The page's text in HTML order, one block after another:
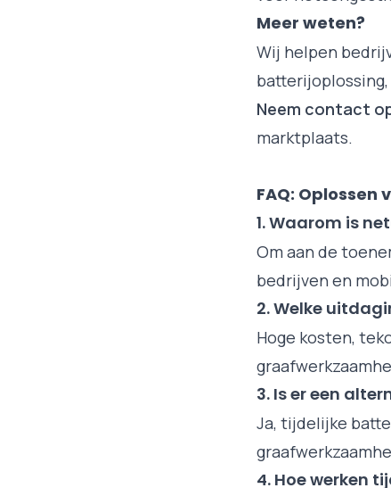
Meer weten?
Wij helpen
Neem contact
marktplaats.
FAQ:
1. Waarom is
Om aan de
bedrijven en
2. Welke
Hoge kosten,
3. Is er een
Ja, tijdelijke
4. Hoe werken